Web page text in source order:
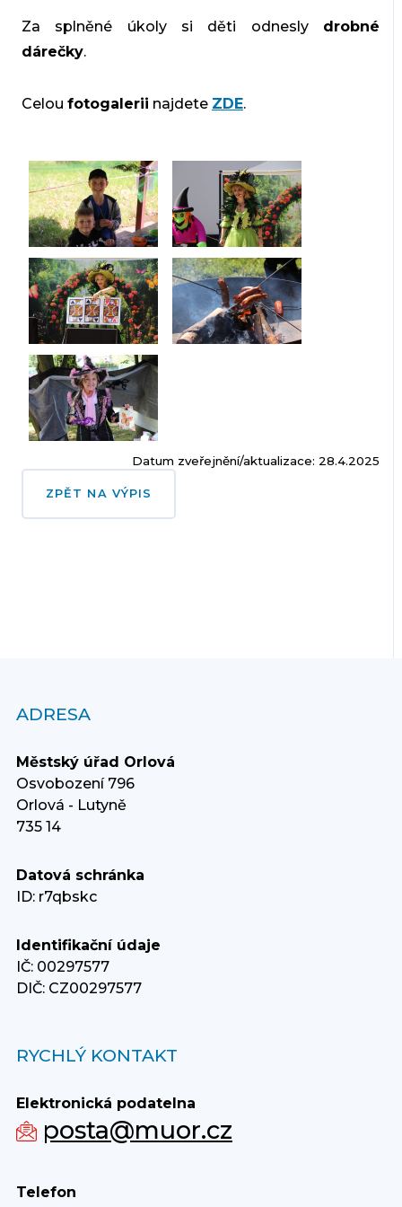
Za splněné úkoly si děti odnesly drobné
dárečky.
Celou fotogalerii najdete ZDE.
Datum zveřejnění/aktualizace: 28.4.2025
ZPĚT NA VÝPIS
ADRESA
Městský úřad Orlová
Osvobození 796
Orlová - Lutyně
735 14
Datová schránka
ID: r7qbskc
Identifikační údaje
IČ: 00297577
DIČ: CZ00297577
RYCHLÝ KONTAKT
Elektronická podatelna
posta@muor.cz
Telefon